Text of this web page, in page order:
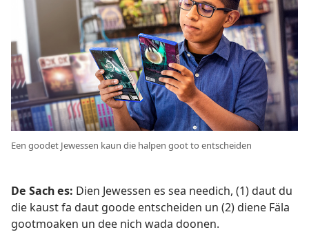
Een goodet Jewessen kaun die halpen goot to entscheiden
De Sach es: Dien Jewessen es sea needich, (1) daut du
die kaust fa daut goode entscheiden un (2) diene Fäla
gootmoaken un dee nich wada doonen.